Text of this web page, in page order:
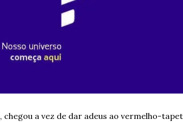
, chegou a vez de dar adeus ao vermelho-